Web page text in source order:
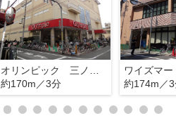
オリンピック 三ノ輪店
約170m／3分
約174m／